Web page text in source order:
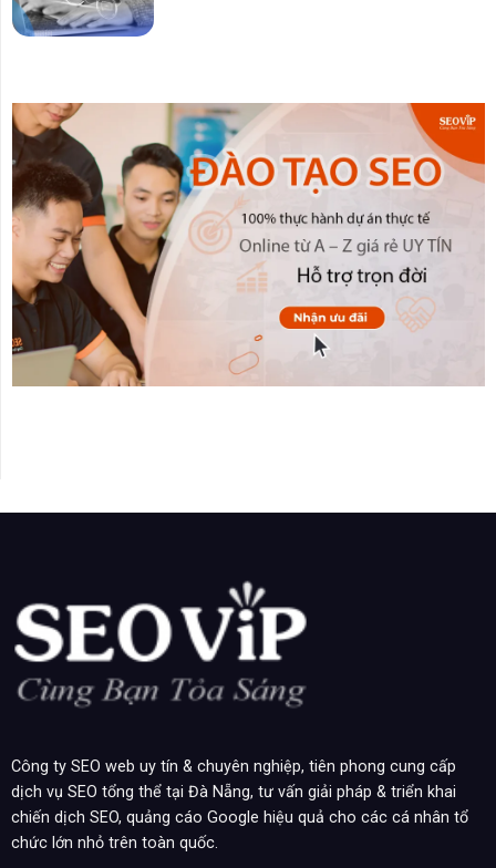
Công ty SEO web uy tín & chuyên nghiệp, tiên phong cung cấp
dịch vụ SEO tổng thể tại Đà Nẵng, tư vấn giải pháp & triển khai
chiến dịch SEO, quảng cáo Google hiệu quả cho các cá nhân tổ
chức lớn nhỏ trên toàn quốc.